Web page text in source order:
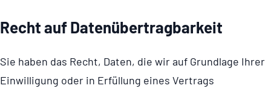
Recht auf Daten­übertrag­barkeit
Sie haben das Recht, Daten, die wir auf Grundlage Ihrer
Einwilligung oder in Erfüllung eines Vertrags